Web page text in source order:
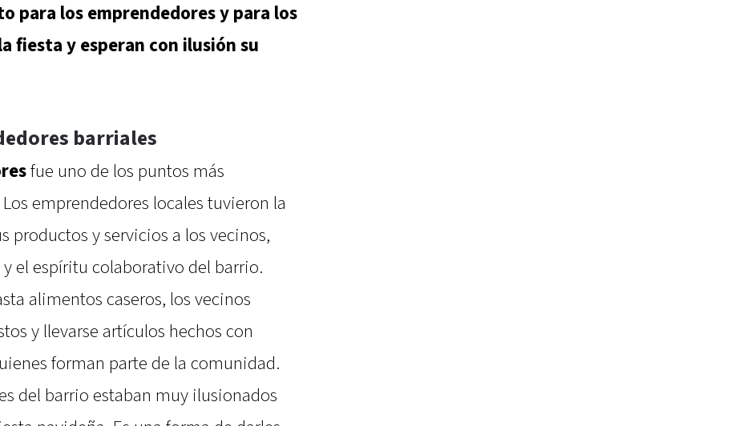
para los emprendedores y para los
fiesta y esperan con ilusión su
barriales
fue uno de los puntos más
emprendedores locales tuvieron la
productos y servicios a los vecinos,
el espíritu colaborativo del barrio.
alimentos caseros, los vecinos
y llevarse artículos hechos con
forman parte de la comunidad.
del barrio estaban muy ilusionados